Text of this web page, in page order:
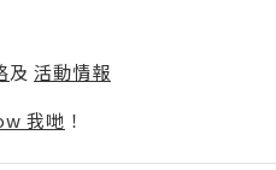
及 活動情報
我哋 ！